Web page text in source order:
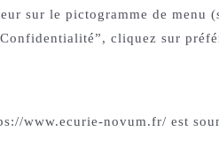
sur le pictogramme de
cliquez sur
www.ecurie-novum.fr/ est